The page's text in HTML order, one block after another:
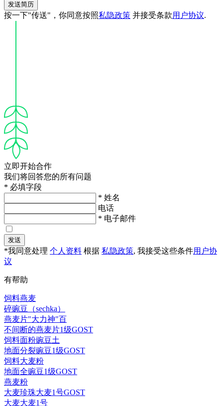
发送简历
按一下"传送"，你同意按照私隐政策 并接受条款用户协议.
立即开始合作
我们将回答您的所有问题
* 必填字段
* 姓名
电话
* 电子邮件
发送
*我同意处理 个人资料 根据 私隐政策, 我接受这些条件用户协
议
有帮助
饲料燕麦
碎豌豆（sechka）
燕麦片"大力神"百
不间断的燕麦片1级GOST
饲料面粉豌豆土
地面分裂豌豆1级GOST
饲料大麦粉
地面全豌豆1级GOST
燕麦粉
大麦珍珠大麦1号GOST
大麦大麦1号